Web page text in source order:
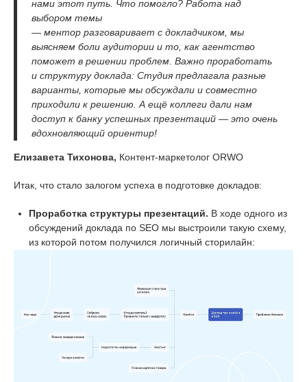
нами этот путь. Что помогло? Работа над
выбором темы
— ментор разговаривает с докладчиком, мы
выясняем боли аудитории и то, как агентство
поможет в решении проблем. Важно проработать
и структуру доклада: Студия предлагала разные
варианты, которые мы обсуждали и совместно
приходили к решению. А ещё коллеги дали нам
доступ к банку успешных презентаций — это очень
вдохновляющий ориентир!
Елизавета Тихонова, Контент-маркетолог ORWO
Итак, что стало залогом успеха в подготовке докладов:
Проработка структуры презентаций. В ходе одного из
обсуждений доклада по SEO мы выстроили такую схему,
из которой потом получился логичный сторилайн: